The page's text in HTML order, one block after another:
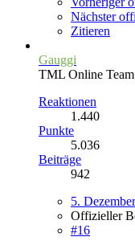
Nächster
Zitieren
Gauggi
TML Online Team
Reaktionen
1.440
Punkte
5.036
Beiträge
942
5.
Offizieller
#16